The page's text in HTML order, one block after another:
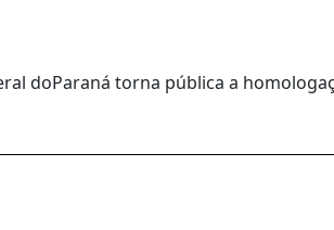
doParaná torna pública a